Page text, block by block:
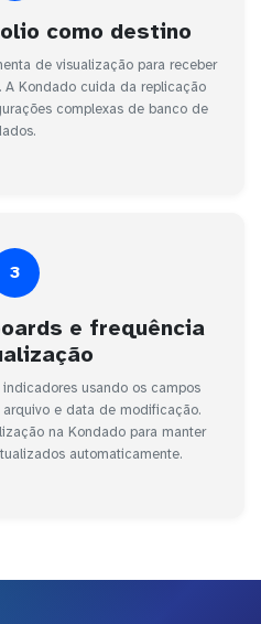
como destino
de visualização para receber
A Kondado cuida da replicação
complexas de banco de
3
e frequência
usando os campos
e data de modificação.
na Kondado para manter
automaticamente.